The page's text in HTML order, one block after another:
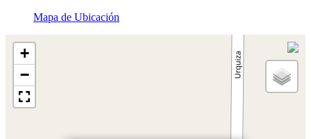
Mapa de Ubicación
+
−